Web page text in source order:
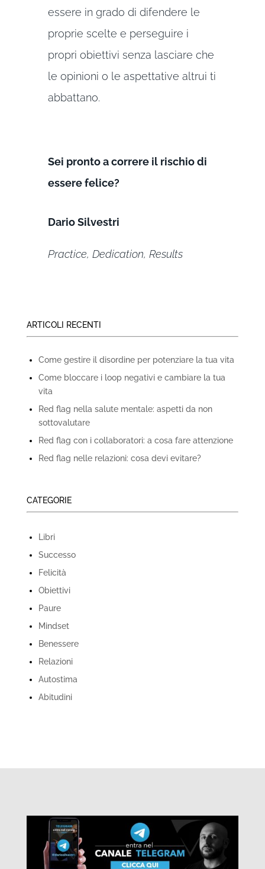
essere in grado di difendere le
proprie scelte e perseguire i
propri obiettivi senza lasciare che
le opinioni o le aspettative altrui ti
abbattano.
Sei pronto a correre il rischio di
essere felice?
Dario Silvestri
Practice, Dedication, Results
ARTICOLI RECENTI
Come gestire il disordine per potenziare la tua vita
Come bloccare i loop negativi e cambiare la tua
vita
Red flag nella salute mentale: aspetti da non
sottovalutare
Red flag con i collaboratori: a cosa fare attenzione
Red flag nelle relazioni: cosa devi evitare?
CATEGORIE
Libri
Successo
Felicità
Obiettivi
Paure
Mindset
Benessere
Relazioni
Autostima
Abitudini